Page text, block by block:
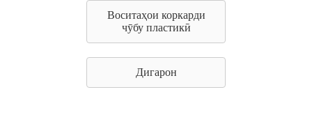
Воситаҳои коркарди
чӯбу пластикӣ
Дигарон